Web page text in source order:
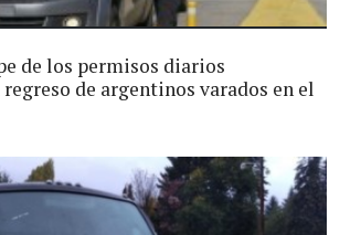
de los permisos diarios
de argentinos varados en el